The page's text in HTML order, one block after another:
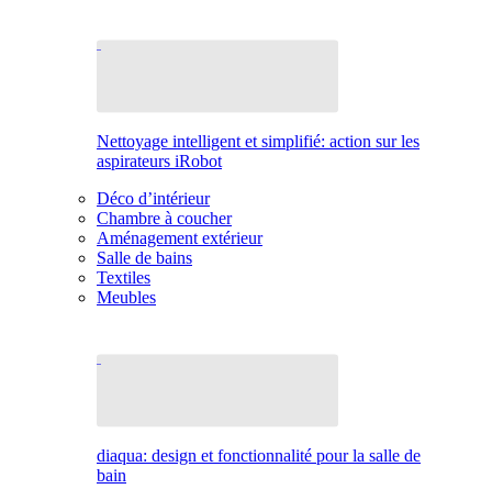
Nettoyage intelligent et simplifié: action sur les
aspirateurs iRobot
Déco d’intérieur
Chambre à coucher
Aménagement extérieur
Salle de bains
Textiles
Meubles
diaqua: design et fonctionnalité pour la salle de
bain